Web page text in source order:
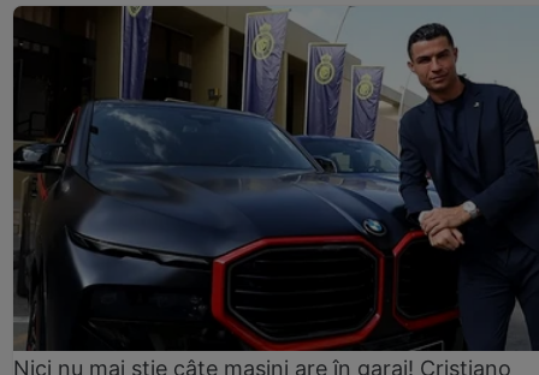
Nici nu mai știe câte mașini are în garaj! Cristiano